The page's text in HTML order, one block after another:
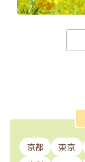
京都 東京